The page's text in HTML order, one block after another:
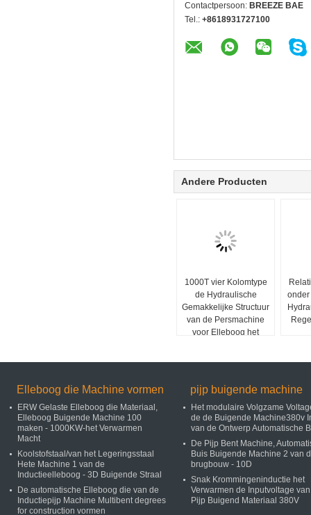
Contactpersoon: BREEZE BAE
Tel.: +8618931727100
Andere Producten
1000T vier Kolomtype
de Hydraulische
Gemakkelijke Structuur
van de Persmachine
voor Elleboog het
onder
Elleboog die Machine vormen
ERW Gelaste Elleboog die Materiaal,
Elleboog Buigende Machine 100
maken - 1000KW-het Verwarmen
Macht
Koolstofstaal/van het Legeringsstaal
Hete Machine 1 van de
Inductieelleboog - 3D Buigende Straal
De automatische Elleboog die van de
Inductiepijp Machine Multibent degrees
for construction vormen
pijp buigende machine
Het modulaire Volgzame
de de Buigende Machine380v
van de Ontwerp Automatische
De Pijp Bent Machine,
Buis Buigende Machine 2 van
brugbouw - 10D
Snak Krommingeninductie het
Verwarmen de Inputvoltage
Pijp Buigend Materiaal 380V